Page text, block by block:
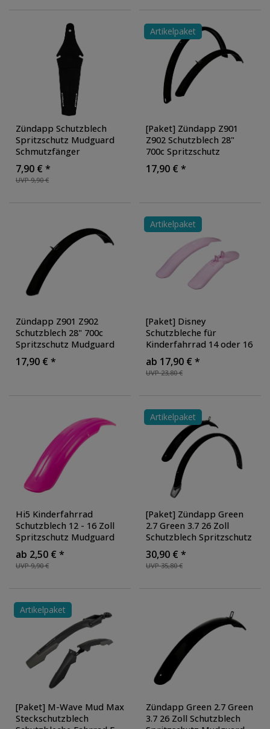
Zündapp Schutzblech
Spritzschutz Mudguard
Schmutzfänger
Fahrradschutzblech
Steckschutzblech
universal Hinterrad
UVP 9,90 €
7,90 € *
Artikelpaket
[Paket] Zündapp Z901
Z902 Schutzblech 28"
700c Spritzschutz
Mudguard mit Bügel
Fahrradschutzblech Set
17,90 € *
Zündapp Z901 Z902
Schutzblech 28" 700c
Spritzschutz Mudguard
mit Bügel
Fahrradschutzblech Set
17,90 € *
Artikelpaket
[Paket] Disney
Schutzbleche für
Kinderfahrrad 14 oder 16
Zoll Spritzschutz für
Fahrrad Schutzblech Set
Ausführung: vorne und
UVP 23,80 €
ab 17,90 € *
Hi5 Kinderfahrrad
Schutzblech 12 - 16 Zoll
Spritzschutz Mudguard
Schmutzfänger
Fahrradschutzblech
Steckschutzblech Set
Farbe: pink
UVP 9,90 €
ab 2,50 € *
Artikelpaket
[Paket] Zündapp Green
2.7 Green 3.7 26 Zoll
Schutzblech Spritzschutz
Mudguard
Schmutzfänger
Fahrradschutzblech
UVP 35,80 €
30,90 € *
Artikelpaket
[Paket] M-Wave Mud Max
Steckschutzblech
Zündapp Green 2.7 Green
3.7 26 Zoll Schutzblech